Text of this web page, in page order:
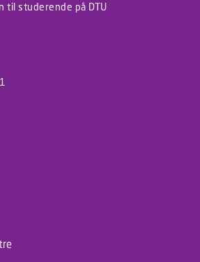
til studerende på DTU